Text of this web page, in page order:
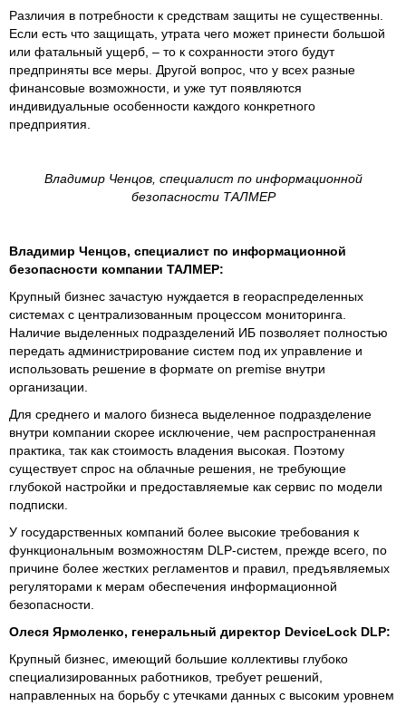
Различия в потребности к средствам защиты не существенны.
Если есть что защищать, утрата чего может принести большой
или фатальный ущерб, – то к сохранности этого будут
предприняты все меры. Другой вопрос, что у всех разные
финансовые возможности, и уже тут появляются
индивидуальные особенности каждого конкретного
предприятия.
Владимир Ченцов, специалист по информационной
безопасности ТАЛМЕР
Владимир Ченцов, специалист по информационной
безопасности компании ТАЛМЕР:
Крупный бизнес зачастую нуждается в геораспределенных
системах с централизованным процессом мониторинга.
Наличие выделенных подразделений ИБ позволяет полностью
передать администрирование систем под их управление и
использовать решение в формате on premise внутри
организации.
Для среднего и малого бизнеса выделенное подразделение
внутри компании скорее исключение, чем распространенная
практика, так как стоимость владения высокая. Поэтому
существует спрос на облачные решения, не требующие
глубокой настройки и предоставляемые как сервис по модели
подписки.
У государственных компаний более высокие требования к
функциональным возможностям DLP-систем, прежде всего, по
причине более жестких регламентов и правил, предъявляемых
регуляторами к мерам обеспечения информационной
безопасности.
Олеся Ярмоленко, генеральный директор DeviceLock DLP:
Крупный бизнес, имеющий большие коллективы глубоко
специализированных работников, требует решений,
направленных на борьбу с утечками данных с высоким уровнем